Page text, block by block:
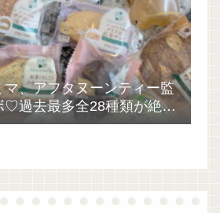
マ、アフタヌーンティー監
♡過去最多全28種類が絶品